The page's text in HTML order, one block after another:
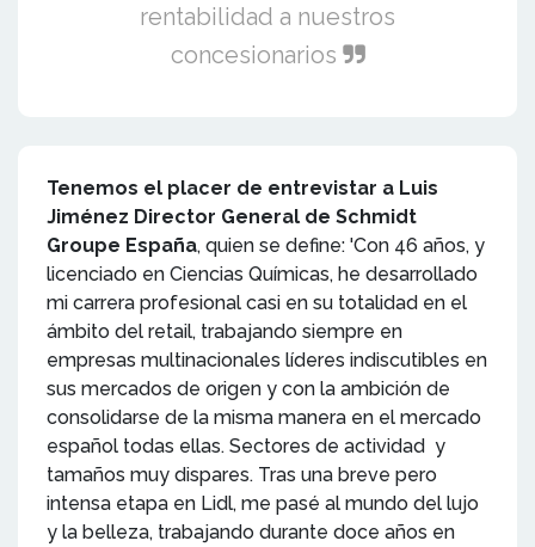
rentabilidad a nuestros
concesionarios
Tenemos el placer de entrevistar a Luis
Jiménez Director General de Schmidt
Groupe España, quien se define: 'Con 46 años, y
licenciado en Ciencias Químicas, he desarrollado
mi carrera profesional casi en su totalidad en el
ámbito del retail, trabajando siempre en
empresas multinacionales líderes indiscutibles en
sus mercados de origen y con la ambición de
consolidarse de la misma manera en el mercado
español todas ellas. Sectores de actividad y
tamaños muy dispares. Tras una breve pero
intensa etapa en Lidl, me pasé al mundo del lujo
y la belleza, trabajando durante doce años en